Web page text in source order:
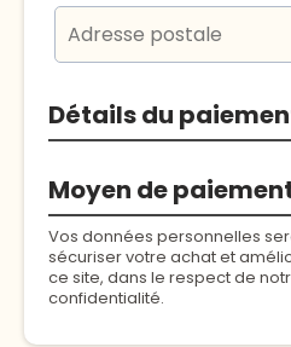
Détails du
Moyen de
Vos données personnelles
sécuriser votre achat et
ce site, dans le respect de
confidentialité.